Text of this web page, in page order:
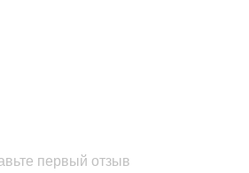
первый отзыв